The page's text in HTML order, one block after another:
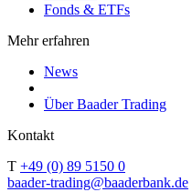
Fonds & ETFs
Mehr erfahren
News
Über Baader Trading
Kontakt
T +49 (0) 89 5150 0
baader-trading@baaderbank.de